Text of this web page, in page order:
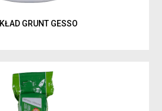
GRUNT GESSO